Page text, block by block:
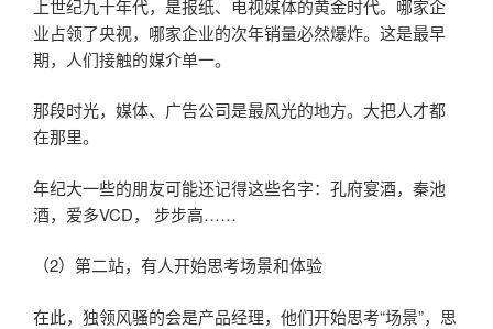
上世纪九十年代，是报纸、电视媒体的黄金时代。哪家企
业占领了央视，哪家企业的次年销量必然爆炸。这是最早
期，人们接触的媒介单一。
那段时光，媒体、广告公司是最风光的地方。大把人才都
在那里。
年纪大一些的朋友可能还记得这些名字：孔府宴酒，秦池
酒，爱多VCD， 步步高……
（2）第二站，有人开始思考场景和体验
在此，独领风骚的会是产品经理，他们开始思考“场景”，思